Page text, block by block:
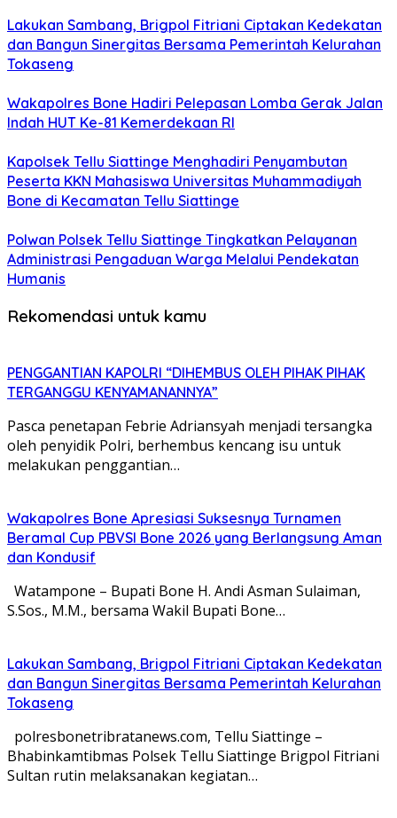
Lakukan Sambang, Brigpol Fitriani Ciptakan Kedekatan
dan Bangun Sinergitas Bersama Pemerintah Kelurahan
Tokaseng
Wakapolres Bone Hadiri Pelepasan Lomba Gerak Jalan
Indah HUT Ke-81 Kemerdekaan RI
Kapolsek Tellu Siattinge Menghadiri Penyambutan
Peserta KKN Mahasiswa Universitas Muhammadiyah
Bone di Kecamatan Tellu Siattinge
Polwan Polsek Tellu Siattinge Tingkatkan Pelayanan
Administrasi Pengaduan Warga Melalui Pendekatan
Humanis
Rekomendasi untuk kamu
PENGGANTIAN KAPOLRI “DIHEMBUS OLEH PIHAK PIHAK
TERGANGGU KENYAMANANNYA”
Pasca penetapan Febrie Adriansyah menjadi tersangka
oleh penyidik Polri, berhembus kencang isu untuk
melakukan penggantian…
Wakapolres Bone Apresiasi Suksesnya Turnamen
Beramal Cup PBVSI Bone 2026 yang Berlangsung Aman
dan Kondusif
Watampone – Bupati Bone H. Andi Asman Sulaiman,
S.Sos., M.M., bersama Wakil Bupati Bone…
Lakukan Sambang, Brigpol Fitriani Ciptakan Kedekatan
dan Bangun Sinergitas Bersama Pemerintah Kelurahan
Tokaseng
polresbonetribratanews.com, Tellu Siattinge –
Bhabinkamtibmas Polsek Tellu Siattinge Brigpol Fitriani
Sultan rutin melaksanakan kegiatan…